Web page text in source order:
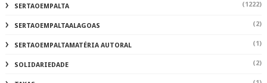
SERTAOEMPALTA (1222)
SERTAOEMPALTAALAGOAS (2)
SERTAOEMPALTAMATÉRIA AUTORAL (1)
SOLIDARIEDADE (2)